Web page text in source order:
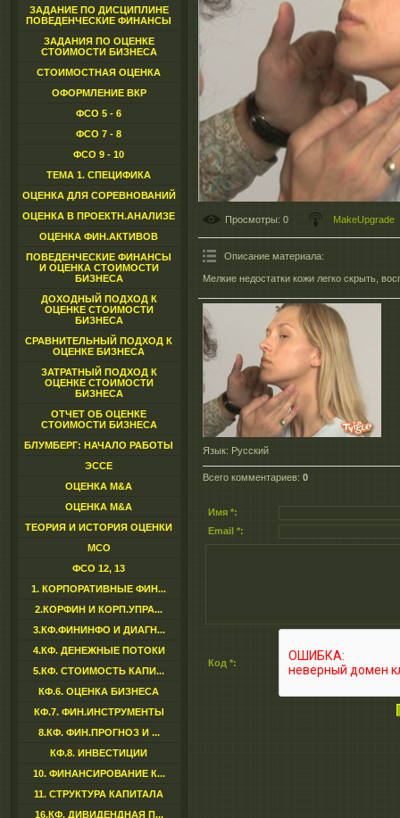
ЗАДАНИЕ ПО ДИСЦИПЛИНЕ
ПОВЕДЕНЧЕСКИЕ ФИНАНСЫ
ЗАДАНИЯ ПО ОЦЕНКЕ
СТОИМОСТИ БИЗНЕСА
СТОИМОСТНАЯ ОЦЕНКА
ОФОРМЛЕНИЕ ВКР
ФСО 5 - 6
ФСО 7 - 8
ФСО 9 - 10
ТЕМА 1. СПЕЦИФИКА
ОЦЕНКА ДЛЯ СОРЕВНОВАНИЙ
ОЦЕНКА В ПРОЕКТН.АНАЛИЗЕ
ОЦЕНКА ФИН.АКТИВОВ
ПОВЕДЕНЧЕСКИЕ ФИНАНСЫ
И ОЦЕНКА СТОИМОСТИ
БИЗНЕСА
ДОХОДНЫЙ ПОДХОД К
ОЦЕНКЕ СТОИМОСТИ
БИЗНЕСА
СРАВНИТЕЛЬНЫЙ ПОДХОД К
ОЦЕНКЕ БИЗНЕСА
ЗАТРАТНЫЙ ПОДХОД К
ОЦЕНКЕ СТОИМОСТИ
БИЗНЕСА
ОТЧЕТ ОБ ОЦЕНКЕ
СТОИМОСТИ БИЗНЕСА
БЛУМБЕРГ: НАЧАЛО РАБОТЫ
ЭССЕ
ОЦЕНКА M&A
ОЦЕНКА M&A
ТЕОРИЯ И ИСТОРИЯ ОЦЕНКИ
МСО
ФСО 12, 13
1. КОРПОРАТИВНЫЕ ФИН...
2.КОРФИН И КОРП.УПРА...
3.КФ.ФИНИНФО И ДИАГН...
4.КФ. ДЕНЕЖНЫЕ ПОТОКИ
5.КФ. СТОИМОСТЬ КАПИ...
КФ.6. ОЦЕНКА БИЗНЕСА
КФ.7. ФИН.ИНСТРУМЕНТЫ
8.КФ. ФИН.ПРОГНОЗ И ...
КФ.8. ИНВЕСТИЦИИ
10. ФИНАНСИРОВАНИЕ К...
11. СТРУКТУРА КАПИТАЛА
16.КФ. ДИВИДЕНДНАЯ П...
Просмотры: 0 MakeUpgrade
Описание материала:
Мелкие недостатки кожи легко скрыть,
Язык: Русский
Всего комментариев: 0
Имя *:
Email *:
Код *: